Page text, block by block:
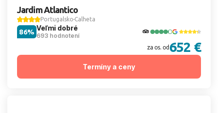
Jardim Atlantico
Portugalsko Calheta
Veľmi dobré
693 hodnotení
86%
za os. od 652 €
Termíny a ceny